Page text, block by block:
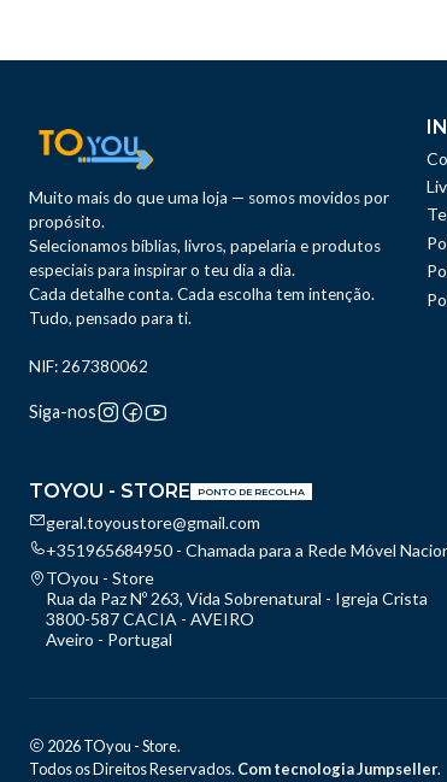
Muito mais do que uma loja — somos movidos por
propósito.
Selecionamos bíblias, livros, papelaria e produtos
especiais para inspirar o teu dia a dia.
Cada detalhe conta. Cada escolha tem intenção.
Tudo, pensado para ti.
NIF: 267380062
Siga-nos
TOYOU - STORE PONTO DE RECOLHA
geral.toyoustore@gmail.com
+351965684950 - Chamada para a Rede Móvel
TOyou - Store
Rua da Paz Nº 263, Vida Sobrenatural - Igreja Crista
3800-587 CACIA - AVEIRO
Aveiro - Portugal
2026 TOyou - Store.
Todos os Direitos Reservados. Com tecnologia Jumpseller.